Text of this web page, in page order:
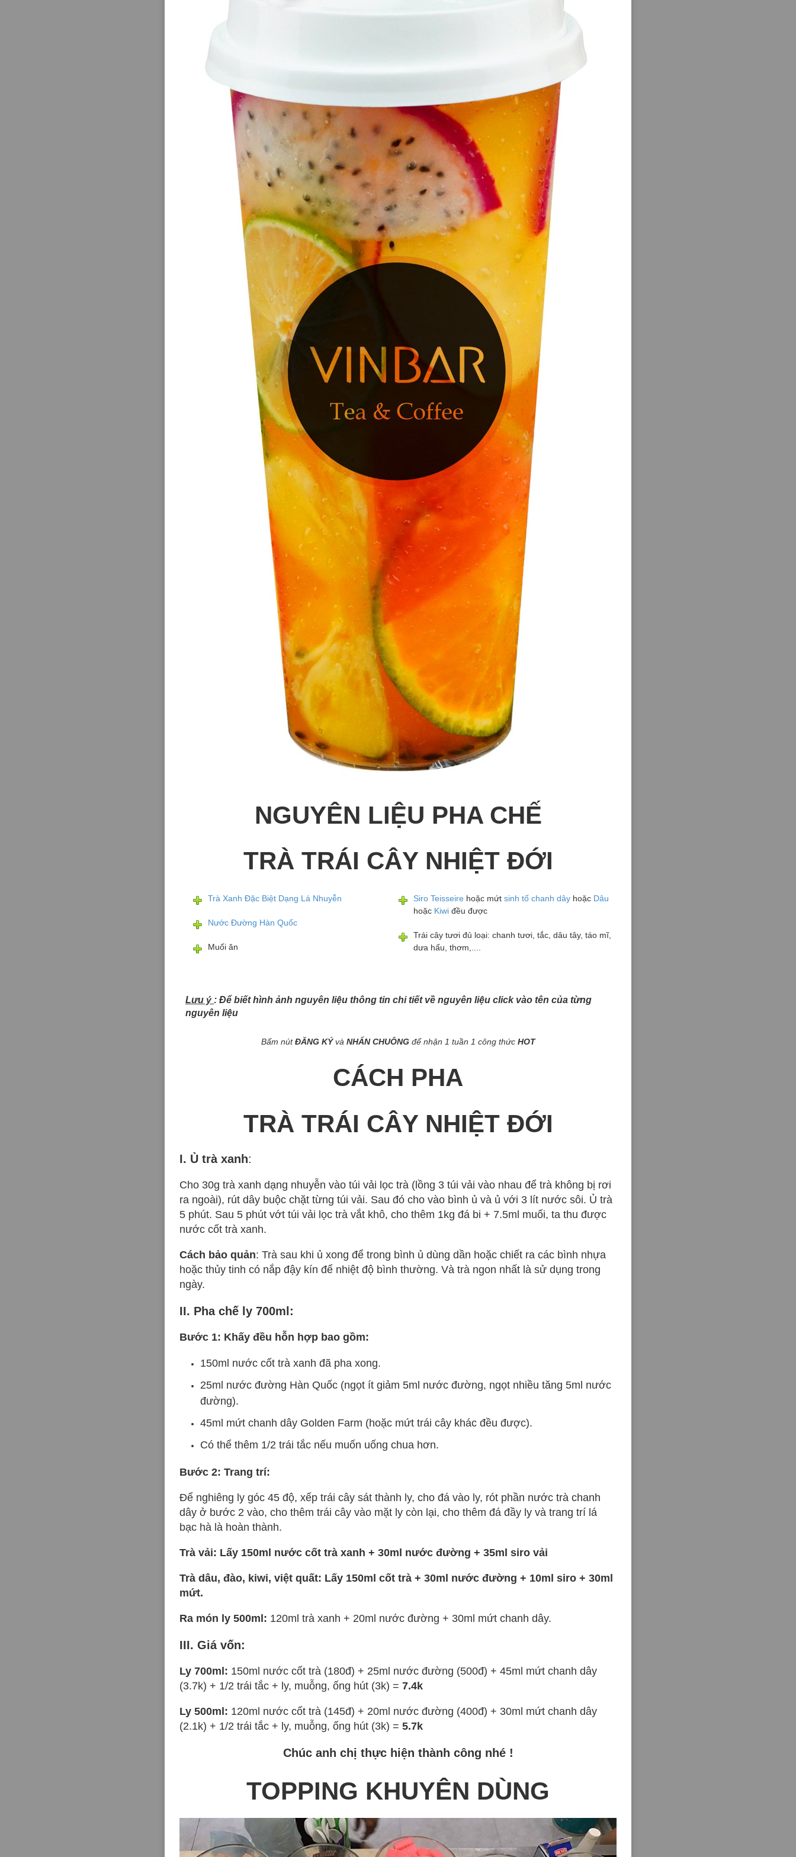
NGUYÊN LIỆU PHA CHẾ
TRÀ TRÁI CÂY NHIỆT ĐỚI
Trà Xanh Đặc Biệt Dạng Lá Nhuyễn
Nước Đường Hàn Quốc
Muối ăn
Siro Teisseire hoặc mứt sinh tố chanh dâyhoặc Dâu
hoặc Kiwiđều được
Trái cây tươi đủ loại: chanh tươi, tắc, dâu tây, táo mĩ,
dưa hấu, thơm,....
Lưu ý : Để biết hình ảnh nguyên liệu thông tin chi tiết về nguyên liệu click vào tên của từng
nguyên liệu
Bấm nútĐĂNG KÝvà NHẤN CHUÔNG để nhận 1 tuần 1 công thứcHOT
CÁCH PHA
TRÀ TRÁI CÂY NHIỆT ĐỚI
I. Ủ trà xanh:
Cho 30g trà xanh dạng nhuyễn vào túi vải lọc trà (lồng 3 túi vải vào nhau để trà không bị rơi
ra ngoài), rút dây buộc chặt từng túi vải. Sau đó cho vào bình ủ và ủ với 3 lít nước sôi. Ủ trà
5 phút. Sau 5 phút vớt túi vải lọc trà vắt khô, cho thêm 1kg đá bi + 7.5ml muối, ta thu được
nước cốt trà xanh.
Cách bảo quản: Trà sau khi ủ xong để trong bình ủ dùng dần hoặc chiết ra các bình nhựa
hoặc thủy tinh có nắp đậy kín để nhiệt độ bình thường. Và trà ngon nhất là sử dụng trong
ngày.
II. Pha chế ly 700ml:
Bước 1: Khấy đều hỗn hợp bao gồm:
150ml nước cốt trà xanh đã pha xong.
25ml nước đường Hàn Quốc (ngọt ít giảm 5ml nước đường, ngọt nhiều tăng 5ml nước
đường).
45ml mứt chanh dây Golden Farm (hoặc mứt trái cây khác đều được).
Có thể thêm 1/2 trái tắc nếu muốn uống chua hơn.
Bước 2: Trang trí:
Để nghiêng ly góc 45 độ, xếp trái cây sát thành ly, cho đá vào ly, rót phần nước trà chanh
dây ở bước 2 vào, cho thêm trái cây vào mặt ly còn lại, cho thêm đá đầy ly và trang trí lá
bạc hà là hoàn thành.
Trà vải: Lấy 150ml nước cốt trà xanh + 30ml nước đường + 35ml siro vải
Trà dâu, đào, kiwi, việt quất: Lấy 150ml cốt trà + 30ml nước đường + 10ml siro + 30ml
mứt.
Ra món ly 500ml: 120ml trà xanh + 20ml nước đường + 30ml mứt chanh dây.
III. Giá vốn:
Ly 700ml: 150ml nước cốt trà (180đ) + 25ml nước đường (500đ) + 45ml mứt chanh dây
(3.7k) + 1/2 trái tắc + ly, muỗng, ống hút (3k) = 7.4k
Ly 500ml: 120ml nước cốt trà (145đ) + 20ml nước đường (400đ) + 30ml mứt chanh dây
(2.1k) + 1/2 trái tắc + ly, muỗng, ống hút (3k) = 5.7k
Chúc anh chị thực hiện thành công nhé !
TOPPING KHUYÊN DÙNG